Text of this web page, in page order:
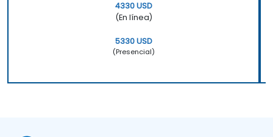
4330 USD
(En línea)
5330 USD
(Presencial)